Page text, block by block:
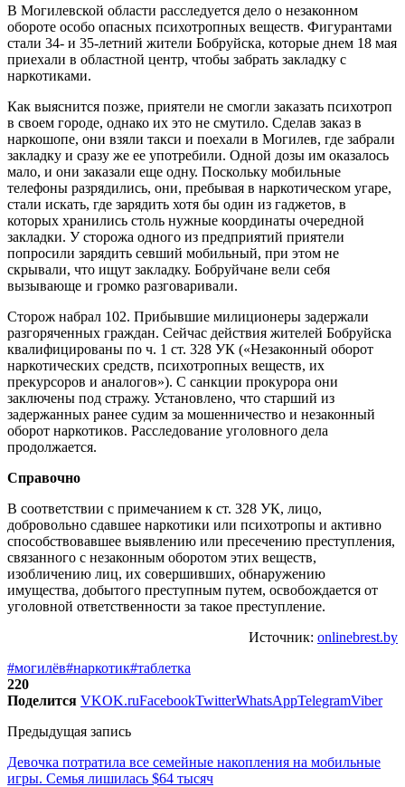
В Могилевской области расследуется дело о незаконном
обороте особо опасных психотропных веществ. Фигурантами
стали 34- и 35-летний жители Бобруйска, которые днем 18 мая
приехали в областной центр, чтобы забрать закладку с
наркотиками.
Как выяснится позже, приятели не смогли заказать психотроп
в своем городе, однако их это не смутило. Сделав заказ в
наркошопе, они взяли такси и поехали в Могилев, где забрали
закладку и сразу же ее употребили. Одной дозы им оказалось
мало, и они заказали еще одну. Поскольку мобильные
телефоны разрядились, они, пребывая в наркотическом угаре,
стали искать, где зарядить хотя бы один из гаджетов, в
которых хранились столь нужные координаты очередной
закладки. У сторожа одного из предприятий приятели
попросили зарядить севший мобильный, при этом не
скрывали, что ищут закладку. Бобруйчане вели себя
вызывающе и громко разговаривали.
Сторож набрал 102. Прибывшие милиционеры задержали
разгоряченных граждан. Сейчас действия жителей Бобруйска
квалифицированы по ч. 1 ст. 328 УК («Незаконный оборот
наркотических средств, психотропных веществ, их
прекурсоров и аналогов»). С санкции прокурора они
заключены под стражу. Установлено, что старший из
задержанных ранее судим за мошенничество и незаконный
оборот наркотиков. Расследование уголовного дела
продолжается.
Справочно
В соответствии с примечанием к ст. 328 УК, лицо,
добровольно сдавшее наркотики или психотропы и активно
способствовавшее выявлению или пресечению преступления,
связанного с незаконным оборотом этих веществ,
изобличению лиц, их совершивших, обнаружению
имущества, добытого преступным путем, освобождается от
уголовной ответственности за такое преступление.
Источник: onlinebrest.by
#могилёв#наркотик#таблетка
220
Поделится VKOK.ruFacebookTwitterWhatsAppTelegramViber
Предыдущая запись
Девочка потратила все семейные накопления на мобильные
игры. Семья лишилась $64 тысяч